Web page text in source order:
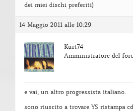
dei miei dischi preferiti)
14 Maggio 2011 alle 10:29
Kurt74
Amministratore del
e vai, un altro progressista italiano.
sono riuscito a trovare YS ristampa